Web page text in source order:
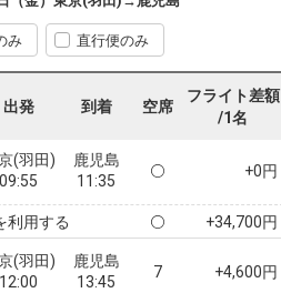
み 直行便のみ
出発 到着 空席
フライト差額
/1名
3
(羽田)
08:15
鹿児島
09:55
選択中
+5,800円
(羽田)
09:55
鹿児島
11:35
+0円
利用する +34,700円
(羽田)
12:00
鹿児島
13:45
7 +4,600円